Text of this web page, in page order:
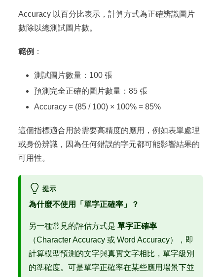
Accuracy 以百分比表示，計算方式為正確辨識圖片
數除以總測試圖片數。
範例 ：
測試圖片數量：100 張
預測完全正確的圖片數量：85 張
Accuracy = (85 / 100) × 100% = 85%
這個指標適合用於需要高精度的應用，例如表單處理
或身份辨識，因為任何錯誤的字元都可能影響結果的
可用性。
提示
為什麼不使用「單字正確率」？
另一種常見的評估方式是單字正確率
（Character Accuracy 或 Word Accuracy），即
計算模型預測的文字與真實文字相比，單字級別
的準確度。可是單字正確率在某些應用場景下並